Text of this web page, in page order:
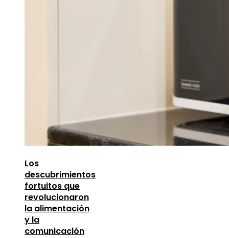
Los
descubrimientos
fortuitos que
revolucionaron
la alimentación
y la
comunicación